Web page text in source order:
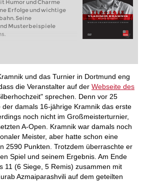
Humor und Charme
Erfolge und wichtige
Seine
Musterbeispiele
und das Turnier in Dortmund eng
die Veranstalter auf der Webseite des
sprechen. Denn vor 25
damals 16-jährige Kramnik das erste
noch nicht im Großmeisterturnier,
A-Open. Kramnik war damals noch
Meister, aber hatte schon eine
2590 Punkten. Trotzdem überraschte er
Spiel und seinem Ergebnis. Am Ende
11 (6 Siege, 5 Remis) zusammen mit
Azmaiparashvili auf dem geteilten